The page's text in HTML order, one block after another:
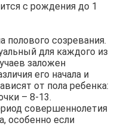
с рождения до 1
полового созревания.
для каждого из
заложен
его начала и
от пола ребенка:
– 8-13.
совершеннолетия
особенно если